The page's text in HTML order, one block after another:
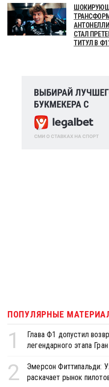
СТАЛ
ТИТУЛ В
ПОПУЛЯРНЫЕ
1
Глава Ф1 допустил
легендарного этапа
2
Эмерсон Фиттипальди:
раскачает рынок